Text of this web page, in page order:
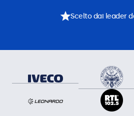
Scelto dai leader